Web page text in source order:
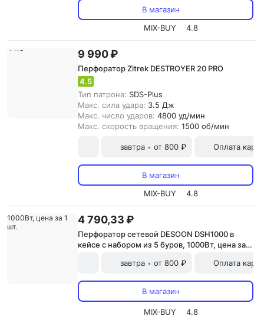
В магазин
MIX-BUY
4.8
9 990 ₽
Перфоратор Zitrek DESTROYER 20 PRO
4.5
Тип патрона: SDS-Plus
Макс. сила удара: 3.5 Дж
Макс. число ударов: 4800 уд/мин
Макс. скорость вращения: 1500 об/мин
завтра • от 800 ₽ Оплата
В магазин
MIX-BUY
4.8
4 790,33 ₽
Перфоратор сетевой DESOON DSH1000 в
кейсе с набором из 5 буров, 1000Вт, цена за 1
завтра • от 800 ₽ Оплата
В магазин
MIX-BUY 4.8